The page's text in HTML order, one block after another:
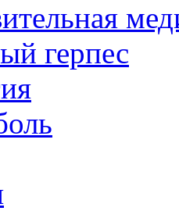
герпес